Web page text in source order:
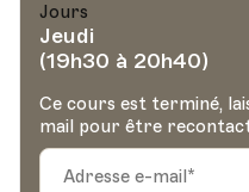
Jours
Jeudi
(19h30 à 20h40)
Ce cours est terminé,
mail pour être